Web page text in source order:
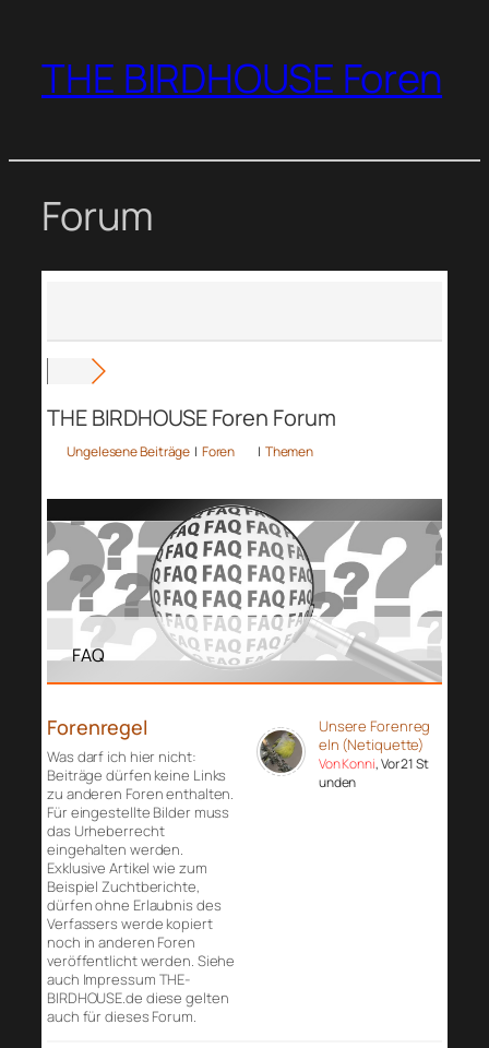
springen
THE BIRDHOUSE Foren
Forum
THE BIRDHOUSE Foren Forum
Ungelesene Beiträge | Foren | Themen
FAQ
Forenregel
Was darf ich hier nicht:
Beiträge dürfen keine Links
zu anderen Foren enthalten.
Für eingestellte Bilder muss
das Urheberrecht
eingehalten werden.
Exklusive Artikel wie zum
Beispiel Zuchtberichte,
dürfen ohne Erlaubnis des
Verfassers werde kopiert
noch in anderen Foren
veröffentlicht werden. Siehe
auch Impressum THE-
BIRDHOUSE.de diese gelten
auch für dieses Forum.
Unsere Forenreg
eln (Netiquette)
Von Konni, Vor 21 St
unden